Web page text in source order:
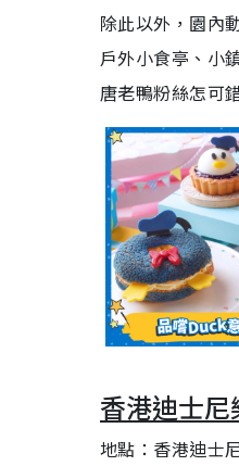
除此以外，園內
戶外小食亭、小
唐老鴨粉絲怎可
香港迪士
地點：香港迪士